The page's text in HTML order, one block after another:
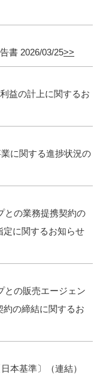
書 2026/03/25
益の計上に関するお
に関する進捗状況の
との業務提携契約の
定に関するお知らせ
との販売エージェン
約の締結に関するお
本基準〕（連結）